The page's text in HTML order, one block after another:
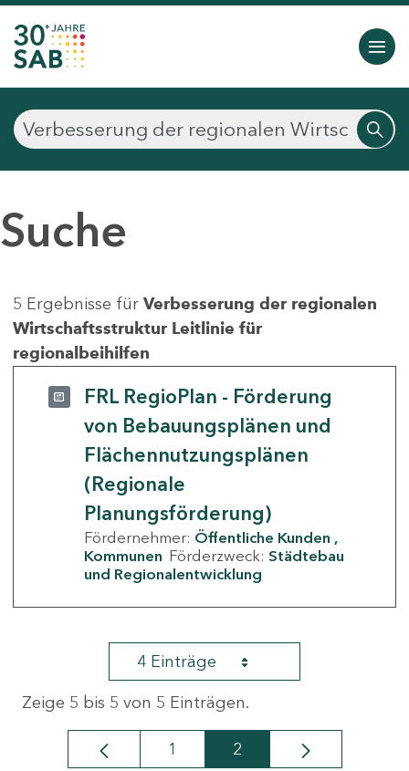
Suche
5 Ergebnisse für Verbesserung der regionalen
Wirtschaftsstruktur Leitlinie für
regionalbeihilfen
FRL RegioPlan - Förderung
von Bebauungsplänen und
Flächennutzungsplänen
(Regionale
Planungsförderung)
Fördernehmer: Öffentliche Kunden
Kommunen Förderzweck: Städtebau
und Regionalentwicklung
4 Einträge
Zeige 5 bis 5 von 5 Einträgen.
Seite
1 Seite
2